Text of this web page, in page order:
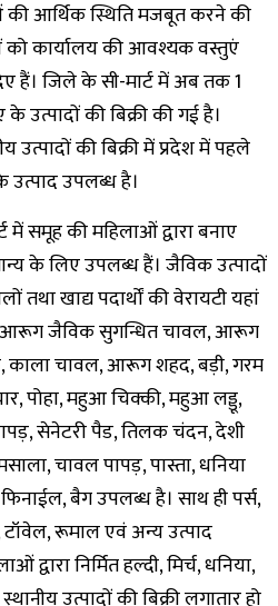
आर्थिक स्थिति मजबूत करने की
को कार्यालय की आवश्यक वस्तुएं
हैं। जिले के सी-मार्ट में अब तक 1
की बिक्री की गई है।
उत्पादों की बिक्री में प्रदेश में पहले
उत्पाद उपलब्ध है।
में समूह की महिलाओं द्वारा बनाए
के लिए उपलब्ध हैं। जैविक उत्पादों
तथा खाद्य पदार्थों की वेरायटी यहां
आरूग जैविक सुगन्धित चावल, आरूग
काला चावल, आरूग शहद, बड़ी, गरम
पोहा, महुआ चिक्की, महुआ लड्डू,
सेनेटरी पैड, तिलक चंदन, देशी
चावल पापड़, पास्ता, धनिया
बैग उपलब्ध है। साथ ही पर्स,
टॉवेल, रूमाल एवं अन्य उत्पाद
निर्मित हल्दी, मिर्च, धनिया,
उत्पादों की बिक्री लगातार हो